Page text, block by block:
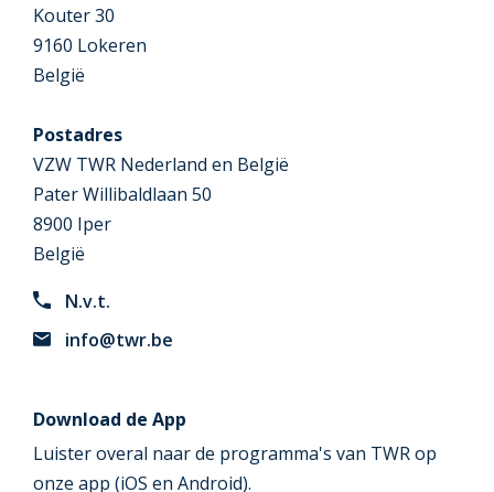
Kouter 30
9160 Lokeren
België
Postadres
VZW TWR Nederland en België
Pater Willibaldlaan 50
8900 Iper
België
N.v.t.
info@twr.be
Download de App
Luister overal naar de programma's van TWR op
onze app (iOS en Android).